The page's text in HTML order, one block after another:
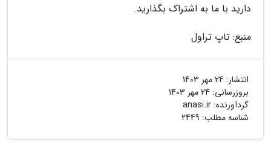
دارید با ما به اشتراک بگذارید.
منبع: تاپ تراول
انتشار: 24 مهر 1403
بروزرسانی: 24 مهر 1403
گردآورنده: anasi.ir
شناسه مطلب: 2449